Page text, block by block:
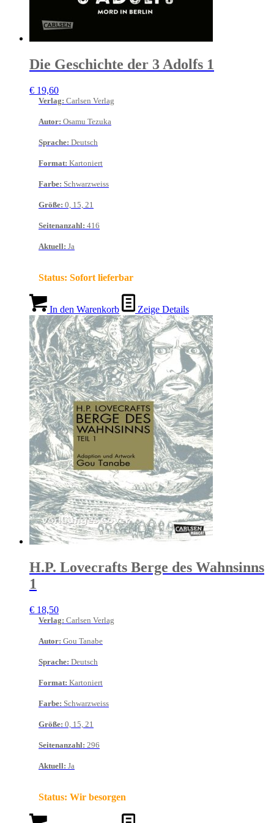
Die Geschichte der 3 Adolfs 1
€ 19,60
Verlag: Carlsen Verlag
Autor: Osamu Tezuka
Sprache: Deutsch
Format: Kartoniert
Farbe: Schwarzweiss
Größe: 0, 15, 21
Seitenanzahl: 416
Aktuell: Ja
Status: Sofort lieferbar
In den Warenkorb Zeige Details
H.P. Lovecrafts Berge des Wahnsinns
1
€ 18,50
Verlag: Carlsen Verlag
Autor: Gou Tanabe
Sprache: Deutsch
Format: Kartoniert
Farbe: Schwarzweiss
Größe: 0, 15, 21
Seitenanzahl: 296
Aktuell: Ja
Status: Wir besorgen